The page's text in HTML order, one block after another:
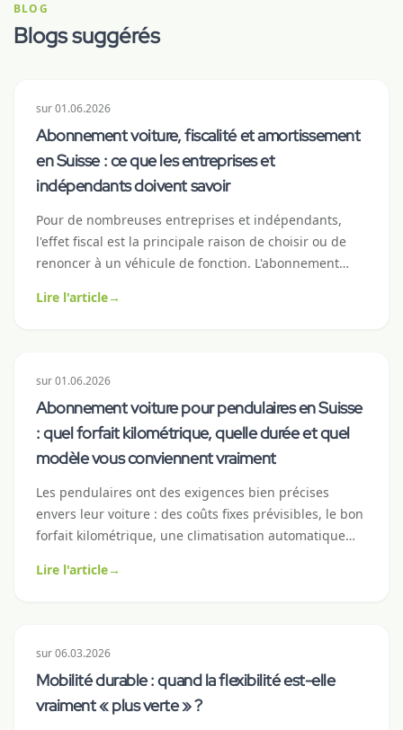
BLOG
Blogs suggérés
sur01.06.2026
Abonnement voiture, fiscalité et amortissement
en Suisse : ce que les entreprises et
indépendants doivent savoir
Pour de nombreuses entreprises et indépendants,
l'effet fiscal est la principale raison de choisir ou de
renoncer à un véhicule de fonction. L'abonnement
leasing ou de l'achat : généralement plus simple,
Lire l'article→
sur01.06.2026
Abonnement voiture pour pendulaires en Suisse
: quel forfait kilométrique, quelle durée et quel
modèle vous conviennent vraiment
Les pendulaires ont des exigences bien précises
envers leur voiture : des coûts fixes prévisibles, le bon
forfait kilométrique, une climatisation automatique
consommation. Ce guide pratique montre quelle
Lire l'article→
sur06.03.2026
Mobilité durable : quand la flexibilité est-elle
vraiment « plus verte » ?